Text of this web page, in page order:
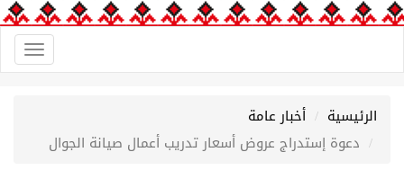
الرئيسية
أخبار عامة
دعوة إستدراج عروض أسعار تدريب أعمال صيانة الجوال